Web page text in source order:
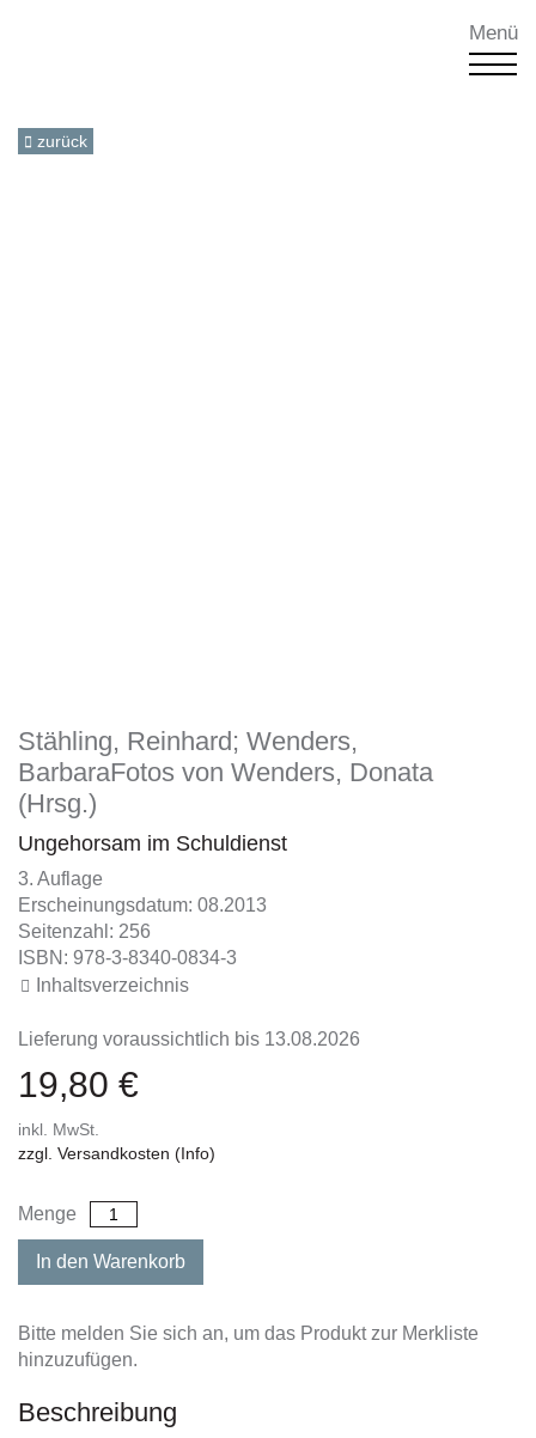
Menü
zurück
Stähling, Reinhard; Wenders,
BarbaraFotos von Wenders, Donata
(Hrsg.)
Ungehorsam im Schuldienst
3. Auflage
Erscheinungsdatum: 08.2013
Seitenzahl: 256
ISBN: 978-3-8340-0834-3
Inhaltsverzeichnis
Lieferung voraussichtlich bis 13.08.2026
19,80 €
inkl. MwSt.
zzgl. Versandkosten (Info)
Menge
In den Warenkorb
Bitte melden Sie sich an, um das Produkt zur Merkliste
hinzuzufügen.
Beschreibung